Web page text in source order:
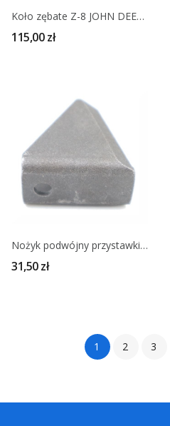
Koło zębate Z-8 JOHN DEERE AH101219
115,00 zł
Nożyk podwójny przystawki GERINGHOFF 001901
31,50 zł
1 2 3